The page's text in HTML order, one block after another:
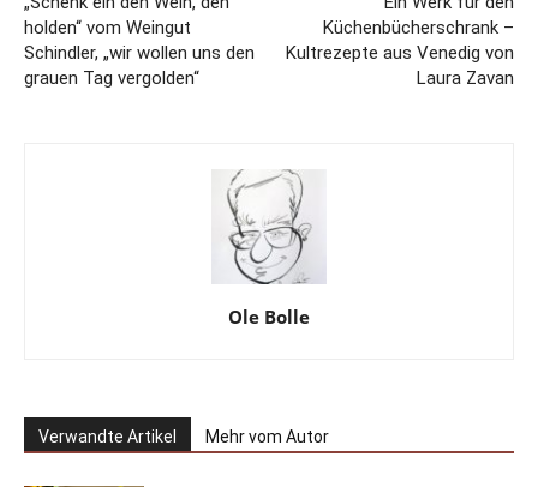
holden“ vom Weingut
Schindler, „wir wollen uns den
grauen Tag vergolden“
Küchenbücherschrank –
Kultrezepte aus Venedig von
Laura Zavan
Ole Bolle
Verwandte Artikel Mehr vom Autor